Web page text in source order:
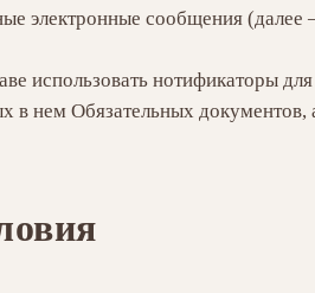
электронные сообщения
использовать нотификаторы
в нем Обязательных